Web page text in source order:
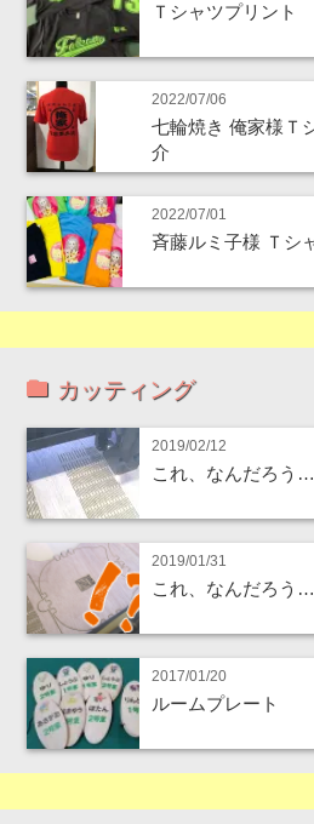
Ｔシャツプリント
2022/07/06
七輪焼き 俺家様
介
2022/07/01
斉藤ルミ子様 Ｔシ
カッティング
2019/02/12
これ、なんだろう
2019/01/31
これ、なんだろう…
2017/01/20
ルームプレート